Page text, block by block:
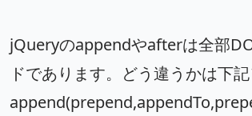
jQueryのappendやafterは全部
ドであります。どう違うかは下